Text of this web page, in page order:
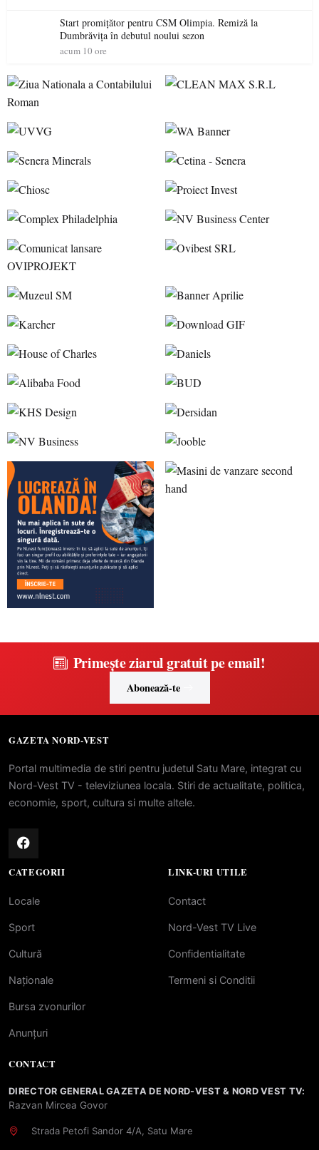
Start promițător pentru CSM Olimpia. Remiză la
Dumbrăvița în debutul noului sezon
acum 10 ore
Primește ziarul gratuit pe email!
Abonează-te
GAZETA NORD-VEST
Portal multimedia de stiri pentru judetul Satu Mare, integrat cu
Nord-Vest TV - televiziunea locala. Stiri de actualitate, politica,
economie, sport, cultura si multe altele.
CATEGORII
Locale
Sport
Cultură
Naționale
Bursa zvonurilor
Anunțuri
LINK-URI UTILE
Contact
Nord-Vest TV Live
Confidentialitate
Termeni si Conditii
CONTACT
DIRECTOR GENERAL GAZETA DE NORD-VEST & NORD VEST TV:
Razvan Mircea Govor
Strada Petofi Sandor 4/A, Satu Mare